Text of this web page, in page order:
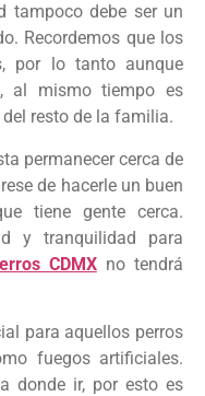
tampoco debe ser un
Recordemos que los
por lo tanto aunque
al mismo tiempo es
resto de la familia.
permanecer cerca de
de hacerle un buen
tiene gente cerca.
y tranquilidad para
CDMXno tendrá
para aquellos perros
fuegos artificiales.
donde ir, por esto es